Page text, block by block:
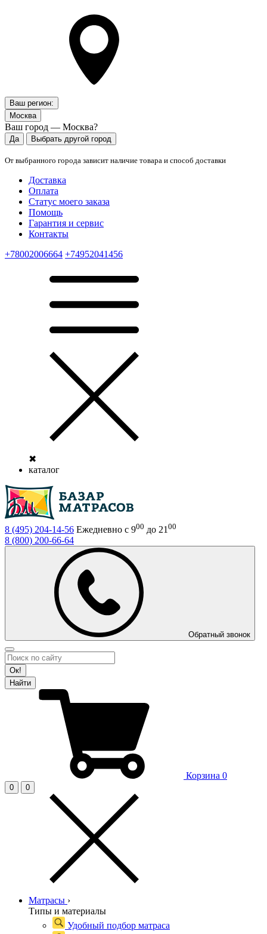
Ваш регион:
Москва
Ваш город — Москва?
Да Выбрать другой город
От выбранного города зависит наличие товара и способ доставки
Доставка
Оплата
Статус моего заказа
Помощь
Гарантия и сервис
Контакты
+78002006664 +74952041456
✖
каталог
8 (495) 204-14-56 Ежедневно с 900 до 21 00
8 (800) 200-66-64
Обратный звонок
Ок!
Найти
Корзина 0
0 0
Матрасы ›
Типы и материалы
Удобный подбор матраса